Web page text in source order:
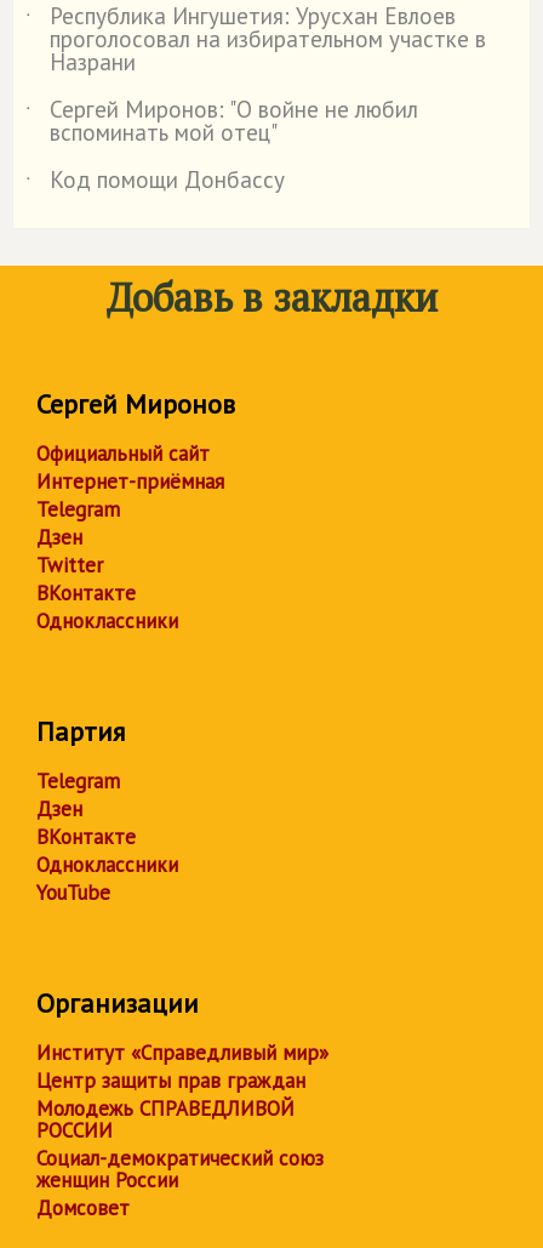
˙
Республика Ингушетия: Урусхан Евлоев
проголосовал на избирательном участке в
Назрани
˙
Сергей Миронов: "О войне не любил
вспоминать мой отец"
˙
Код помощи Донбассу
Добавь в закладки
Сергей Миронов
Официальный сайт
Интернет-приёмная
Telegram
Дзен
Twitter
ВКонтакте
Одноклассники
Партия
Telegram
Дзен
ВКонтакте
Одноклассники
YouTube
Организации
Институт «Справедливый мир»
Центр защиты прав граждан
Молодежь СПРАВЕДЛИВОЙ
РОССИИ
Социал-демократический союз
женщин России
Домсовет